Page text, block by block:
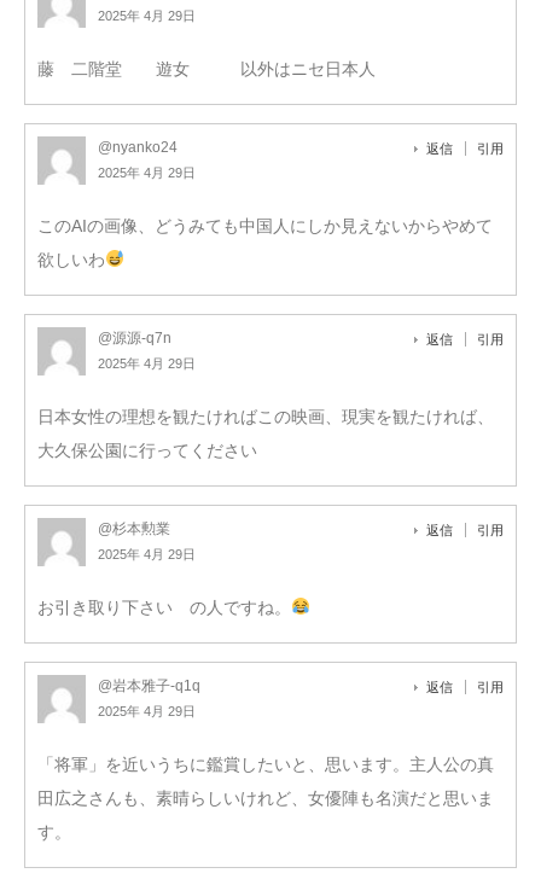
2025年 4月 29日
藤 二階堂 遊女 以外はニセ日本人
@nyanko24
2025年 4月 29日
返信 引用
このAIの画像、どうみても中国人にしか見えないからやめて
欲しいわ
@源源-q7n
2025年 4月 29日
返信 引用
日本女性の理想を観たければこの映画、現実を観たければ、
大久保公園に行ってください
@杉本勲業
2025年 4月 29日
返信 引用
お引き取り下さい の人ですね。
@岩本雅子-q1q
2025年 4月 29日
返信 引用
「将軍」を近いうちに鑑賞したいと、思います。主人公の真
田広之さんも、素晴らしいけれど、女優陣も名演だと思いま
す。